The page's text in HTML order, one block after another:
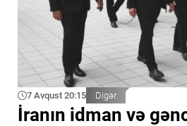
7 Avqust 20:15 Digər
İranın idman və